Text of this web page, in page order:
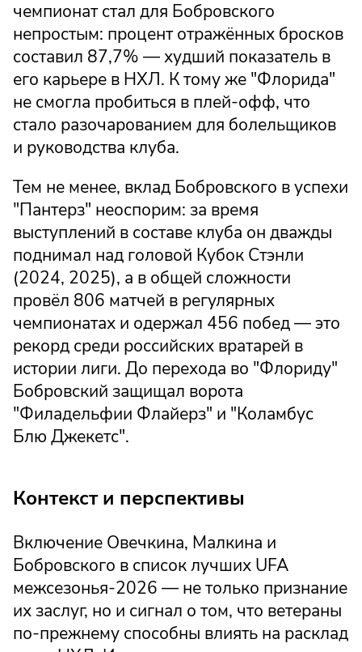
чемпионат стал для Бобровского
непростым: процент отражённых бросков
составил 87,7% — худший показатель в
его карьере в НХЛ. К тому же "Флорида"
не смогла пробиться в плей-офф, что
стало разочарованием для болельщиков
и руководства клуба.
Тем не менее, вклад Бобровского в успехи
"Пантерз" неоспорим: за время
выступлений в составе клуба он дважды
поднимал над головой Кубок Стэнли
(2024, 2025), а в общей сложности
провёл 806 матчей в регулярных
чемпионатах и одержал 456 побед — это
рекорд среди российских вратарей в
истории лиги. До перехода во "Флориду"
Бобровский защищал ворота
"Филадельфии Флайерз" и "Коламбус
Блю Джекетс".
Контекст и перспективы
Включение Овечкина, Малкина и
Бобровского в список лучших UFA
межсезонья-2026 — не только признание
их заслуг, но и сигнал о том, что ветераны
по-прежнему способны влиять на расклад